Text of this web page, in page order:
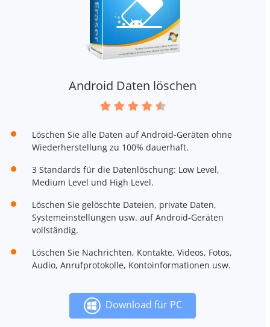
Android Daten löschen
Löschen Sie alle Daten auf Android-Geräten ohne
Wiederherstellung zu 100% dauerhaft.
3 Standards für die Datenlöschung: Low Level,
Medium Level und High Level.
Löschen Sie gelöschte Dateien, private Daten,
Systemeinstellungen usw. auf Android-Geräten
vollständig.
Löschen Sie Nachrichten, Kontakte, Videos, Fotos,
Audio, Anrufprotokolle, Kontoinformationen usw.
Download für PC